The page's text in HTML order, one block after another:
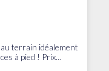
terrain idéalement
à pied ! Prix...